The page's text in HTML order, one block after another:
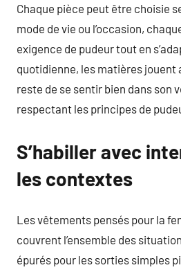
Chaque pièce peut être choisie
mode de vie ou l’occasion,
exigence de pudeur tout en
quotidienne, les matières jouent
reste de se sentir bien dans son
respectant les principes de
S’habiller avec
les contextes
Les vêtements pensés pour la
couvrent l’ensemble des
épurés pour les sorties simples